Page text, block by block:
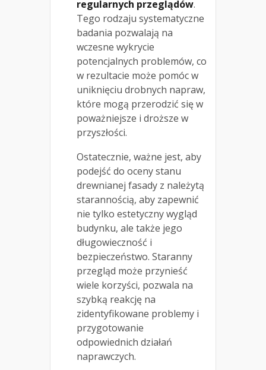
regularnych przeglądów.
Tego rodzaju systematyczne
badania pozwalają na
wczesne wykrycie
potencjalnych problemów, co
w rezultacie może pomóc w
uniknięciu drobnych napraw,
które mogą przerodzić się w
poważniejsze i droższe w
przyszłości.
Ostatecznie, ważne jest, aby
podejść do oceny stanu
drewnianej fasady z należytą
starannością, aby zapewnić
nie tylko estetyczny wygląd
budynku, ale także jego
długowieczność i
bezpieczeństwo. Staranny
przegląd może przynieść
wiele korzyści, pozwala na
szybką reakcję na
zidentyfikowane problemy i
przygotowanie
odpowiednich działań
naprawczych.